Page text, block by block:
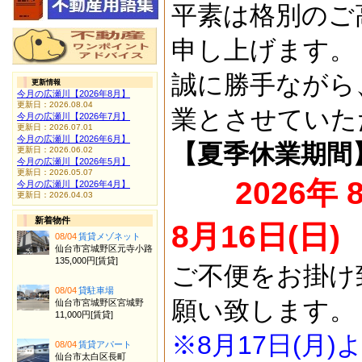
平素は格別の
申し上げます。
誠に勝手なが
業とさせてい
【夏季休業期間
2026年
8月16日(日)
ご不便をお掛
願い致します。
※8月17日(月)
更新情報
今月の広瀬川【2026年8月】
更新日：2026.08.04
今月の広瀬川【2026年7月】
更新日：2026.07.01
今月の広瀬川【2026年6月】
更新日：2026.06.02
今月の広瀬川【2026年5月】
更新日：2026.05.07
今月の広瀬川【2026年4月】
更新日：2026.04.03
新着物件
08/04賃貸メゾネット
仙台市宮城野区元寺小路
135,000円[賃貸]
08/04貸駐車場
仙台市宮城野区宮城野
11,000円[賃貸]
08/04賃貸アパート
仙台市太白区長町